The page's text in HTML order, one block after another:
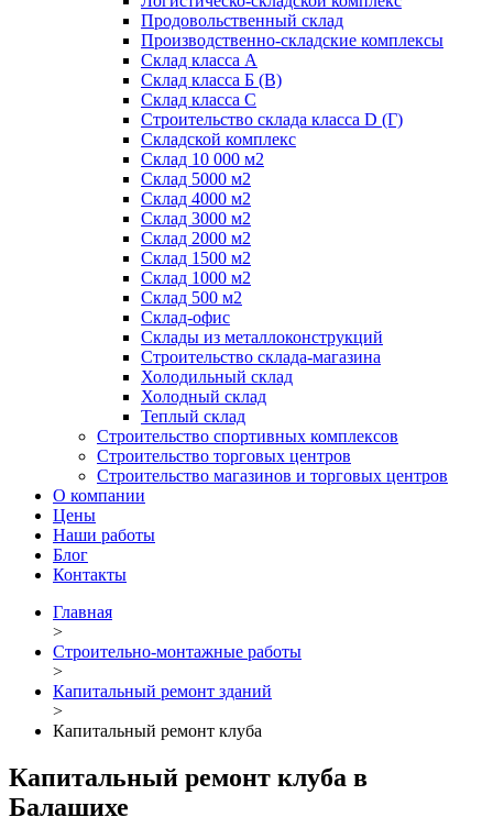
Продовольственный склад
Производственно-складские комплексы
Склад класса А
Склад класса Б (B)
Склад класса С
Строительство склада класса D (Г)
Складской комплекс
Склад 10 000 м2
Склад 5000 м2
Склад 4000 м2
Склад 3000 м2
Склад 2000 м2
Склад 1500 м2
Склад 1000 м2
Склад 500 м2
Склад-офис
Склады из металлоконструкций
Строительство склада-магазина
Холодильный склад
Холодный склад
Теплый склад
Строительство спортивных комплексов
Строительство торговых центров
Строительство магазинов и торговых центров
О компании
Цены
Наши работы
Блог
Контакты
Главная
>
Строительно-монтажные работы
>
Капитальный ремонт зданий
>
Капитальный ремонт клуба
Капитальный ремонт клуба в
Балашихе